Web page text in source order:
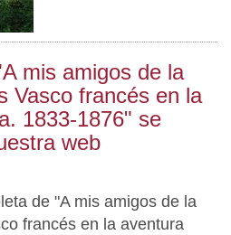
mis amigos de la
Vasco francés en la
1833-1876" se
web
de "A mis amigos de la
francés en la aventura